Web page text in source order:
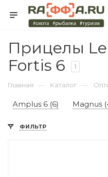
Прицелы
Fortis 6
1
Главная — Каталог —
Amplus 6 (6) Magnus
ФИЛЬТР